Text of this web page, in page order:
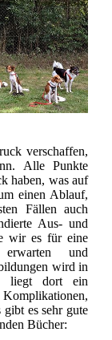
verschaffen,
Alle Punkte
haben, was auf
einen Ablauf,
Fällen auch
Aus- und
wir es für eine
erwarten und
wird in
liegt dort ein
es sehr gute
Bücher: